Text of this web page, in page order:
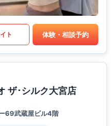
ト 体験・相談予約
ザ･シルク大宮店
69武蔵屋ビル4階